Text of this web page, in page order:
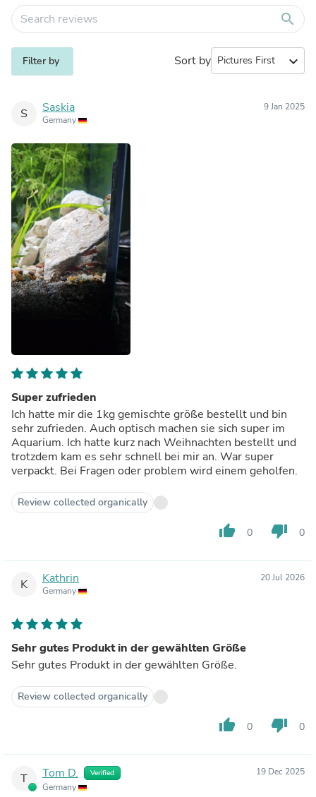
search
Filter by Sort by expand_more
S Saskia
Germany
9 Jan 2025
Super zufrieden
Ich hatte mir die 1kg gemischte größe bestellt und bin
sehr zufrieden. Auch optisch machen sie sich super im
Aquarium. Ich hatte kurz nach Weihnachten bestellt und
trotzdem kam es sehr schnell bei mir an. War super
verpackt. Bei Fragen oder problem wird einem geholfen.
Review collected organically
thumb_up 0 thumb_down 0
K Kathrin
Germany
20 Jul 2026
Sehr gutes Produkt in der gewählten Größe
Sehr gutes Produkt in der gewählten Größe.
Review collected organically
thumb_up 0 thumb_down 0
T Tom D. Verified
Germany
19 Dec 2025